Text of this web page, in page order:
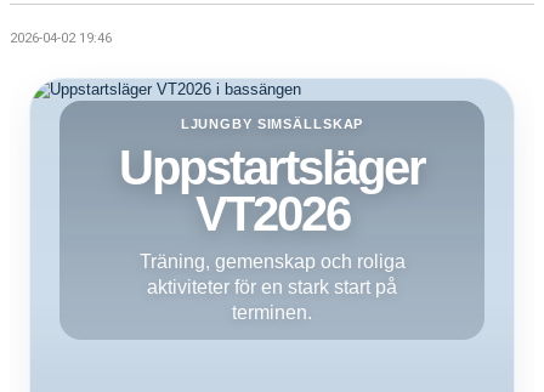
2026-04-02 19:46
LJUNGBY SIMSÄLLSKAP
Uppstartsläger
VT2026
Träning, gemenskap och roliga
aktiviteter för en stark start på
terminen.